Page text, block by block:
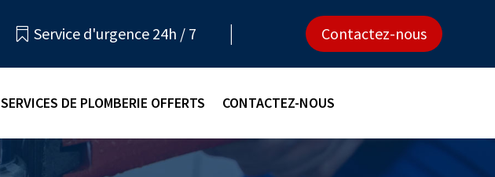
 Service d'urgence 24h / 7 Contactez-nous
SERVICES DE PLOMBERIE OFFERTS CONTACTEZ-NOUS